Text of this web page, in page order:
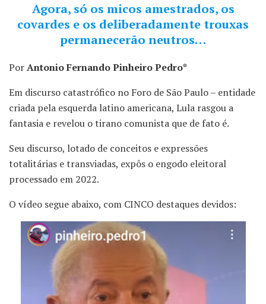
Agora, só os micos amestrados, os
covardes e os deliberadamente trouxas
permanecerão neutros…
PorAntonio Fernando Pinheiro Pedro*
Em discurso catastrófico no Foro de São Paulo – entidade
criada pela esquerda latino americana, Lula rasgou a
fantasia e revelou o tirano comunista que de fato é.
Seu discurso, lotado de conceitos e expressões
totalitárias e transviadas, expôs o engodo eleitoral
processado em 2022.
O vídeo segue abaixo, com CINCO destaques devidos: